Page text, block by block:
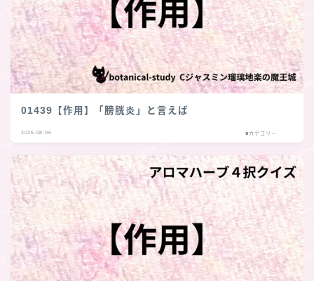
01439【作用】「膀胱炎」と言えば
2026.08.06 ■カテゴリー